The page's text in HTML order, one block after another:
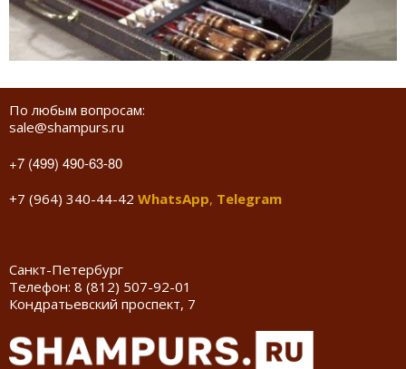
По любым вопросам:
sale@shampurs.ru
+7 (499) 490-63-80
+7 (964) 340-44-42 WhatsApp, Telegram
Санкт-Петербург
Телефон: 8 (812) 507-92-01
Кондратьевский проспект, 7